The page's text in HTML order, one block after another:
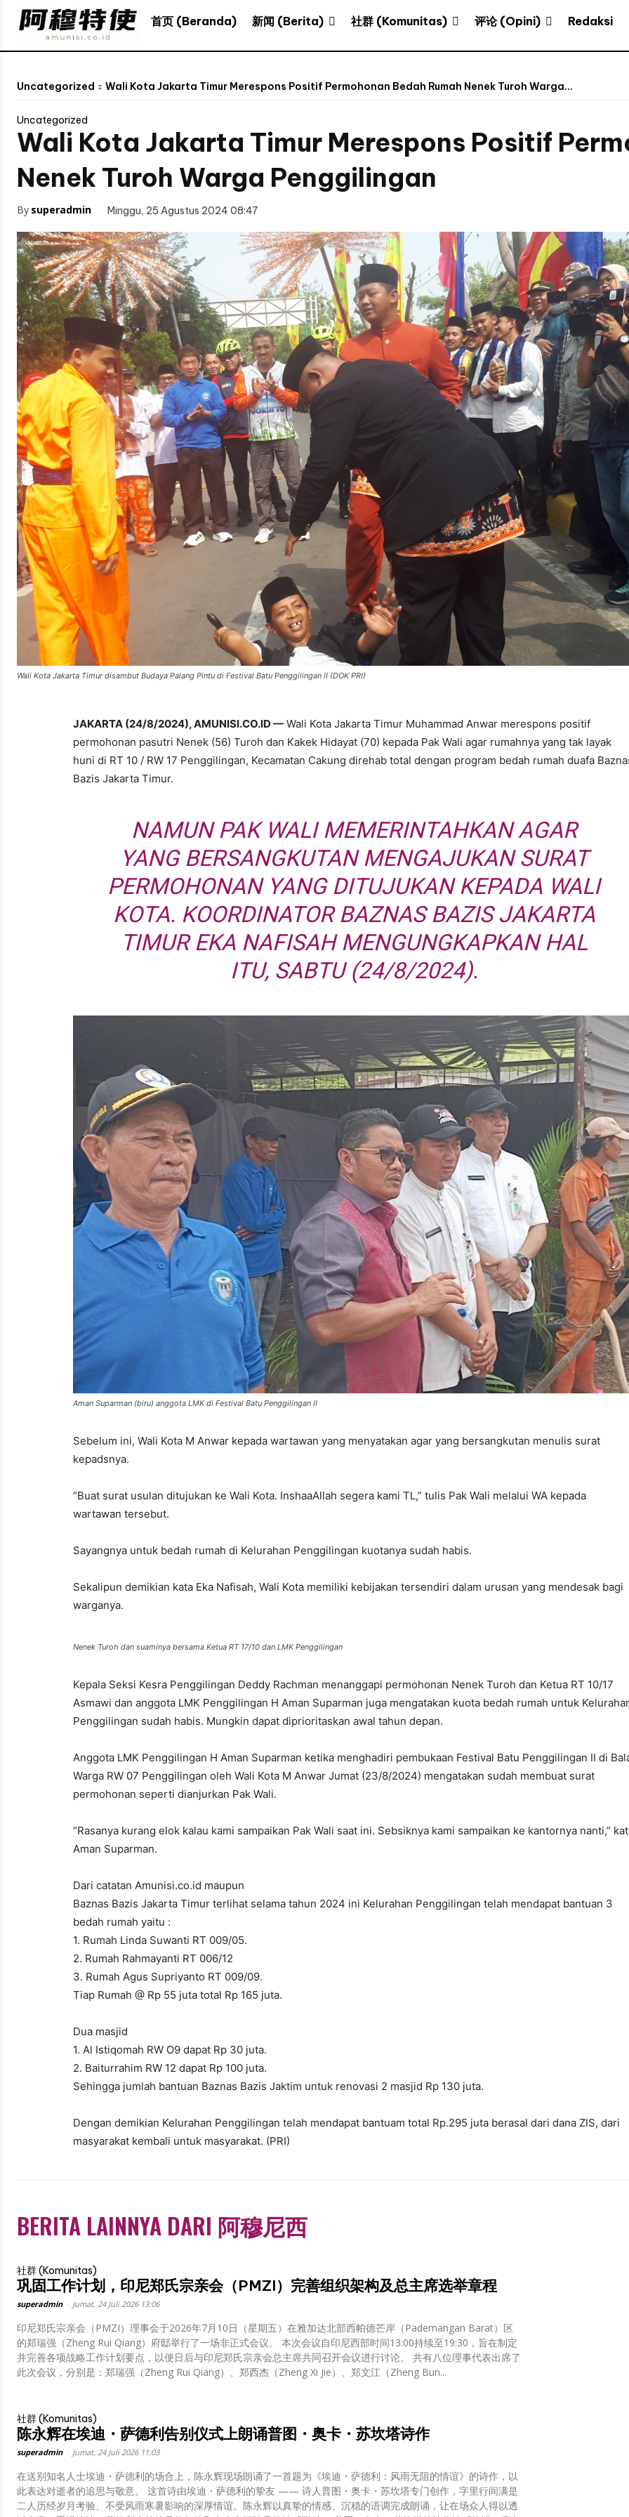
首页 (Beranda) 新闻 (Berita) 社群 (Komunitas) 评论 (Opini) Redaksi
Uncategorized Wali Kota Jakarta Timur Merespons Positif Permohonan Bedah Rumah Nenek Turoh Warga...
Uncategorized
Wali Kota Jakarta Timur Merespons Positif
Nenek Turoh Warga Penggilingan
By superadmin Minggu, 25 Agustus 2024 08:47
Wali Kota Jakarta Timur disambut Budaya Palang Pintu di Festival Batu Penggilingan II (DOK PRI)
JAKARTA (24/8/2024), AMUNISI.CO.ID — Wali Kota Jakarta Timur Muhammad Anwar merespons positif
permohonan pasutri Nenek (56) Turoh dan Kakek Hidayat (70) kepada Pak Wali agar rumahnya yang tak layak
huni di RT 10 / RW 17 Penggilingan, Kecamatan Cakung direhab total dengan program bedah rumah duafa
Bazis Jakarta Timur.
NAMUN PAK WALI MEMERINTAHKAN AGAR
YANG BERSANGKUTAN MENGAJUKAN SURAT
PERMOHONAN YANG DITUJUKAN KEPADA WALI
KOTA. KOORDINATOR BAZNAS BAZIS JAKARTA
TIMUR EKA NAFISAH MENGUNGKAPKAN HAL
ITU, SABTU (24/8/2024).
Aman Suparman (biru) anggota LMK di Festival Batu Penggilingan II
Sebelum ini, Wali Kota M Anwar kepada wartawan yang menyatakan agar yang bersangkutan menulis surat
kepadsnya.
“Buat surat usulan ditujukan ke Wali Kota. InshaaAllah segera kami TL,” tulis Pak Wali melalui WA kepada
wartawan tersebut.
Sayangnya untuk bedah rumah di Kelurahan Penggilingan kuotanya sudah habis.
Sekalipun demikian kata Eka Nafisah, Wali Kota memiliki kebijakan tersendiri dalam urusan yang mendesak bagi
warganya.
Nenek Turoh dan suaminya bersama Ketua RT 17/10 dan LMK Penggilingan
Kepala Seksi Kesra Penggilingan Deddy Rachman menanggapi permohonan Nenek Turoh dan Ketua RT 10/17
Asmawi dan anggota LMK Penggilingan H Aman Suparman juga mengatakan kuota bedah rumah untuk
Penggilingan sudah habis. Mungkin dapat diprioritaskan awal tahun depan.
Anggota LMK Penggilingan H Aman Suparman ketika menghadiri pembukaan Festival Batu Penggilingan II di
Warga RW 07 Penggilingan oleh Wali Kota M Anwar Jumat (23/8/2024) mengatakan sudah membuat surat
permohonan seperti dianjurkan Pak Wali.
“Rasanya kurang elok kalau kami sampaikan Pak Wali saat ini. Sebsiknya kami sampaikan ke kantornya nanti,”
Aman Suparman.
Dari catatan Amunisi.co.id maupun
Baznas Bazis Jakarta Timur terlihat selama tahun 2024 ini Kelurahan Penggilingan telah mendapat bantuan 3
bedah rumah yaitu :
1. Rumah Linda Suwanti RT 009/05.
2. Rumah Rahmayanti RT 006/12
3. Rumah Agus Supriyanto RT 009/09.
Tiap Rumah @ Rp 55 juta total Rp 165 juta.
Dua masjid
1. Al Istiqomah RW O9 dapat Rp 30 juta.
2. Baiturrahim RW 12 dapat Rp 100 juta.
Sehingga jumlah bantuan Baznas Bazis Jaktim untuk renovasi 2 masjid Rp 130 juta.
Dengan demikian Kelurahan Penggilingan telah mendapat bantuam total Rp.295 juta berasal dari dana ZIS, dari
masyarakat kembali untuk masyarakat. (PRI)
BERITA LAINNYA DARI 阿穆尼西
社群 (Komunitas)
巩固工作计划，印尼郑氏宗亲会（PMZI）完善组织架构及总主席选举章程
superadmin Jumat, 24 Juli 2026 13:06
印尼郑氏宗亲会（PMZI）理事会于2026年7月10日（星期五）在雅加达北部西帕德芒岸（Pademangan Barat）区
的郑瑞强（Zheng Rui Qiang）府邸举行了一场非正式会议。 本次会议自印尼西部时间13:00持续至19:30，旨在制定
并完善各项战略工作计划要点，以便日后与印尼郑氏宗亲会总主席共同召开会议进行讨论。 共有八位理事代表出席了
此次会议，分别是：郑瑞强（Zheng Rui Qiang）、郑西杰（Zheng Xi Jie）、郑文江（Zheng Bun...
社群 (Komunitas)
陈永辉在埃迪・萨德利告别仪式上朗诵普图・奥卡・苏坎塔诗作
superadmin Jumat, 24 Juli 2026 11:03
在送别知名人士埃迪・萨德利的场合上，陈永辉现场朗诵了一首题为《埃迪・萨德利：风雨无阻的情谊》的诗作，以
此表达对逝者的追思与敬意。 这首诗由埃迪・萨德利的挚友 —— 诗人普图・奥卡・苏坎塔专门创作，字里行间满是
二人历经岁月考验、不受风雨寒暑影响的深厚情谊。陈永辉以真挚的情感、沉稳的语调完成朗诵，让在场众人得以透